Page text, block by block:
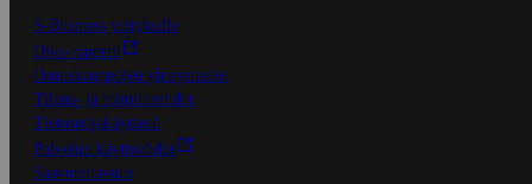
S-Business yrityksille
Oiva-raportit
Osuuskauppojen yhteystiedot
Tilaus- ja toimitusehdot
Tietosuojakäytäntö
Palvelun käyttöehdot
Saavutettavuus